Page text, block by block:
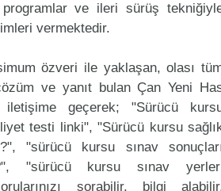
ve ileri sürüş
vermektedir.
özveri ile yaklaşan, olası
ve yanıt bulan Çan Yeni
geçerek; "Sürücü
testi linki", "Sürücü kursu
"sürücü kursu sınav
"sürücü kursu sınav
sorabilir, bilgi